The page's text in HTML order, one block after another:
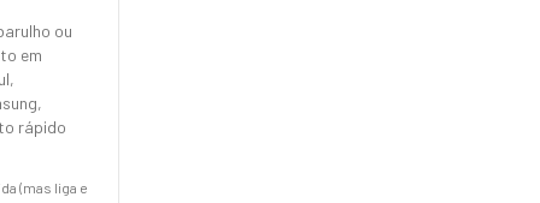
ou
em
rápido
(mas liga e